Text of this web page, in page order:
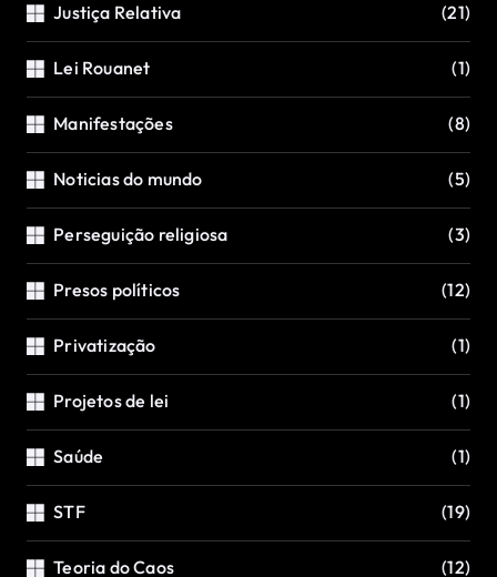
Justiça Relativa (21)
Lei Rouanet (1)
Manifestações (8)
Noticias do mundo (5)
Perseguição religiosa (3)
Presos políticos (12)
Privatização (1)
Projetos de lei (1)
Saúde (1)
STF (19)
Teoria do Caos (12)